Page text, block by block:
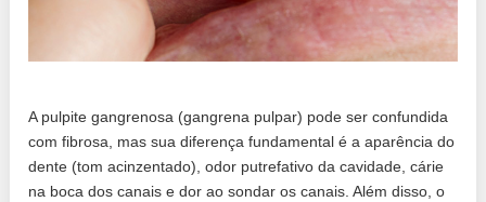
A pulpite gangrenosa (gangrena pulpar) pode ser confundida
com fibrosa, mas sua diferença fundamental é a aparência do
dente (tom acinzentado), odor putrefativo da cavidade, cárie
na boca dos canais e dor ao sondar os canais. Além disso, o